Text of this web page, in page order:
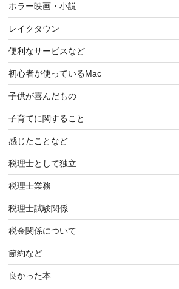
ホラー映画・小説
レイクタウン
便利なサービスなど
初心者が使っているMac
子供が喜んだもの
子育てに関すること
感じたことなど
税理士として独立
税理士業務
税理士試験関係
税金関係について
節約など
良かった本